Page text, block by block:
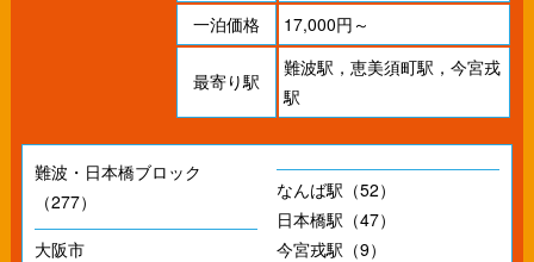
一泊価格
17,000円～
最寄り駅
難波駅，恵美須町駅，今宮戎
駅
難波・日本橋ブロック
（277）
大阪市
なんば駅（52）
日本橋駅（47）
今宮戎駅（9）